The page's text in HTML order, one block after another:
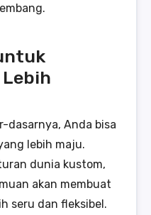
Lebih
dasarnya, Anda bisa
lebih maju.
dunia kustom,
akan membuat
seru dan fleksibel.